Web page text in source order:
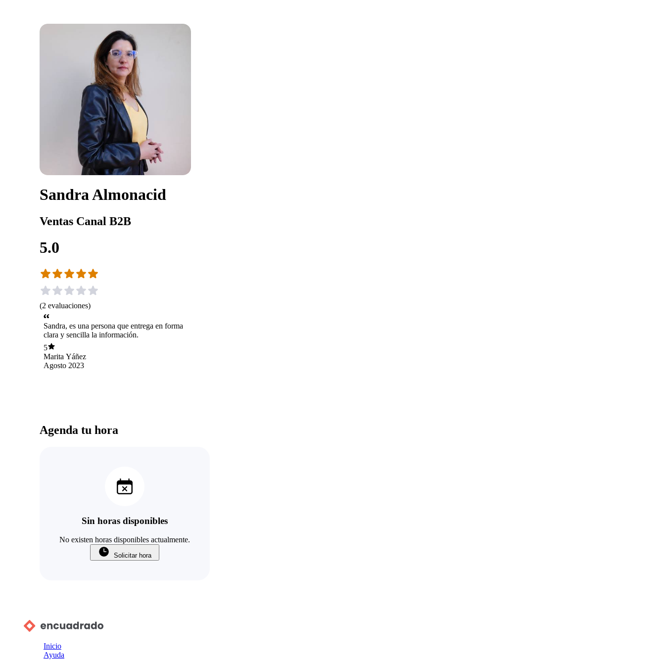
Sandra Almonacid
Ventas Canal B2B
5.0
(2 evaluaciones)
Sandra, es una persona que entrega en forma
clara y sencilla la información.
5
Marita Yáñez
Agosto 2023
Agenda tu hora
Sin horas disponibles
No existen horas disponibles actualmente.
Solicitar hora
Inicio
Ayuda